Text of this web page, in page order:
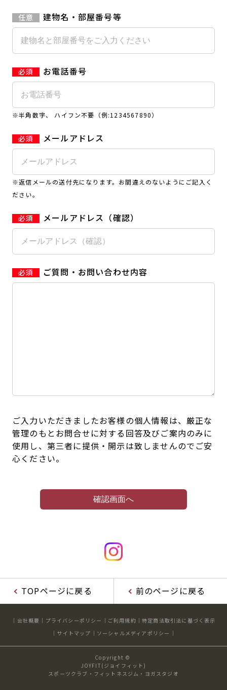
建物名・部屋番号等
お電話番号
※半角数字、 ハイフン不要（例:1234567890）
メールアドレス
※返信メールの送付先になります。お間違えのないようにご記入く
ださい。
メールアドレス（確認）
ご質問・お問い合わせ内容
ご入力いただきましたお客様の個人情報は、厳正な
管理のもとお問合せに対する回答及びご案内のみに
使用し、第三者に提供・開示は致しませんのでご安
心ください。
TOPページに戻る 前のページに戻る
会社概要 プライバシーポリシー ご利用規約
特定商法取引法に基づく表示
サイトマップ
ソーシャルメディアポリシー
Copyright ©
JOYFIT(ジョイフィット)
スポーツクラブ・フィットネスジム・ヨガスタジオ